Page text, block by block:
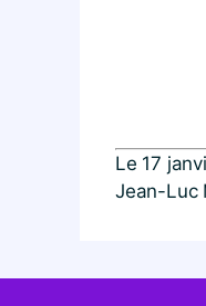
Le 17
Jean-Luc